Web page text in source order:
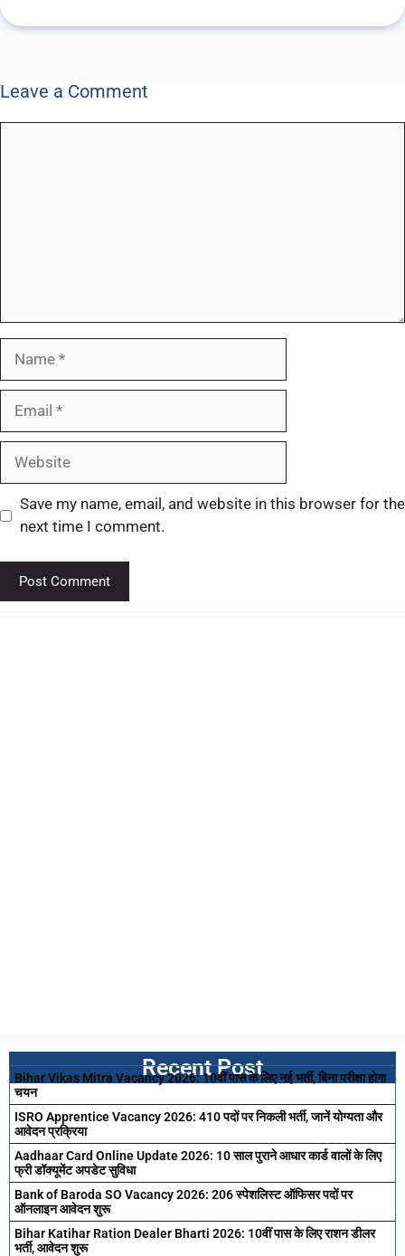
Leave a Comment
Save my name, email, and website in this browser for the
next time I comment.
Recent Post
Bihar Vikas Mitra Vacancy 2026: 10वीं पास के लिए नई भर्ती, बिना परीक्षा होगा
चयन
ISRO Apprentice Vacancy 2026: 410 पदों पर निकली भर्ती, जानें योग्यता और
आवेदन प्रक्रिया
Aadhaar Card Online Update 2026: 10 साल पुराने आधार कार्ड वालों के लिए
फ्री डॉक्यूमेंट अपडेट सुविधा
Bank of Baroda SO Vacancy 2026: 206 स्पेशलिस्ट ऑफिसर पदों पर
ऑनलाइन आवेदन शुरू
Bihar Katihar Ration Dealer Bharti 2026: 10वीं पास के लिए राशन डीलर
भर्ती, आवेदन शुरू